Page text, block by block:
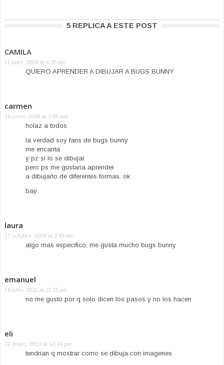
5 REPLICA A ESTE POST
CAMILA
11 abril, 2008 at 6:35 pm
QUIERO APRENDER A DIBUJAR A BUGS BUNNY
carmen
14 junio, 2008 at 3:06 am
holaz a todos
la verdad soy fans de bugs bunny
me encanta
y pz si lo se dibujar
pero ps me gustaria aprender
a dibujarlo de diferentes formas. ok
bay
laura
17 octubre, 2009 at 2:43 am
algo mas especifico, me gusta mucho bugs bunny
emanuel
18 julio, 2011 at 11:15 pm
no me gusto por q solo dicen los pasos y no los hacen
eli
22 mayo, 2013 at 10:14 pm
tendrian q mostrar como se dibuja con imagenes